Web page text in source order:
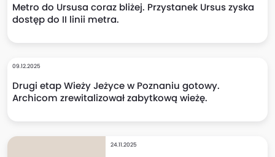
Metro do Ursusa coraz bliżej. Przystanek Ursus zyska
dostęp do II linii metra.
09.12.2025
Drugi etap Wieży Jeżyce w Poznaniu gotowy.
Archicom zrewitalizował zabytkową wieżę.
24.11.2025